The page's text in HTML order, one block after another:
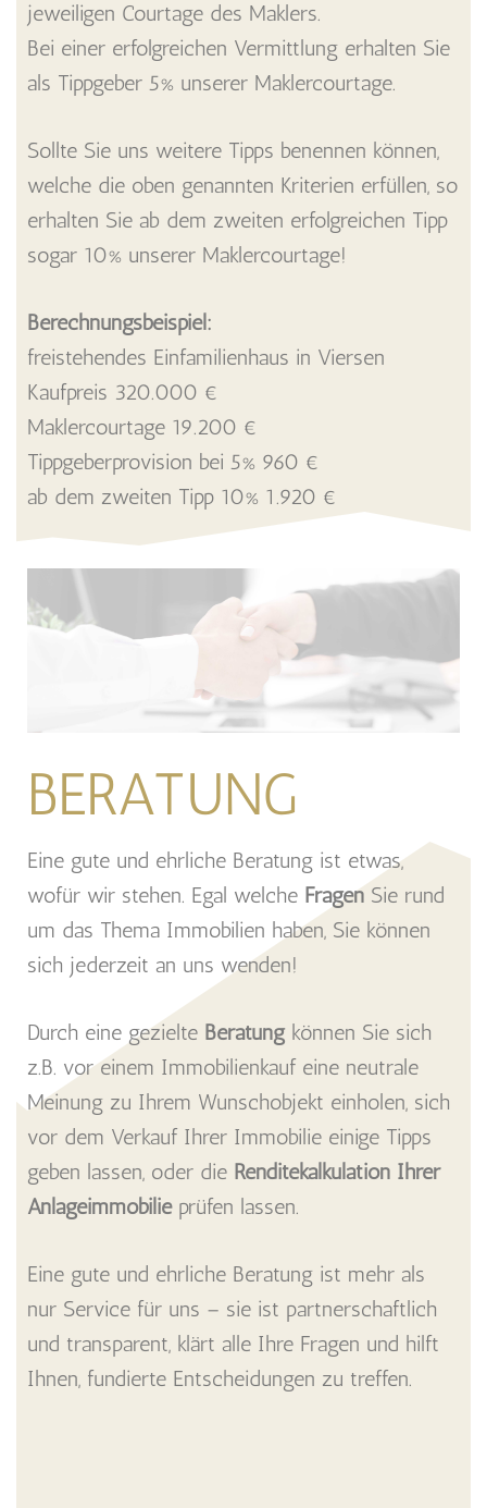
jeweiligen Courtage des Maklers.
Bei einer erfolgreichen Vermittlung erhalten Sie
als Tippgeber 5% unserer Maklercourtage.
Sollte Sie uns weitere Tipps benennen können,
welche die oben genannten Kriterien erfüllen, so
erhalten Sie ab dem zweiten erfolgreichen Tipp
sogar 10% unserer Maklercourtage!
Berechnungsbeispiel:
freistehendes Einfamilienhaus in Viersen
Kaufpreis 320.000 €
Maklercourtage 19.200 €
Tippgeberprovision bei 5% 960 €
ab dem zweiten Tipp 10% 1.920 €
BERATUNG
Eine gute und ehrliche Beratung ist etwas,
wofür wir stehen. Egal welche Fragen Sie rund
um das Thema Immobilien haben, Sie können
sich jederzeit an uns wenden!
Durch eine gezielte Beratungkönnen Sie sich
z.B. vor einem Immobilienkauf eine neutrale
Meinung zu Ihrem Wunschobjekt einholen, sich
vor dem Verkauf Ihrer Immobilie einige Tipps
geben lassen, oder die Renditekalkulation Ihrer
Anlageimmobilie prüfen lassen.
Eine gute und ehrliche Beratung ist mehr als
nur Service für uns – sie ist partnerschaftlich
und transparent, klärt alle Ihre Fragen und hilft
Ihnen, fundierte Entscheidungen zu treffen.